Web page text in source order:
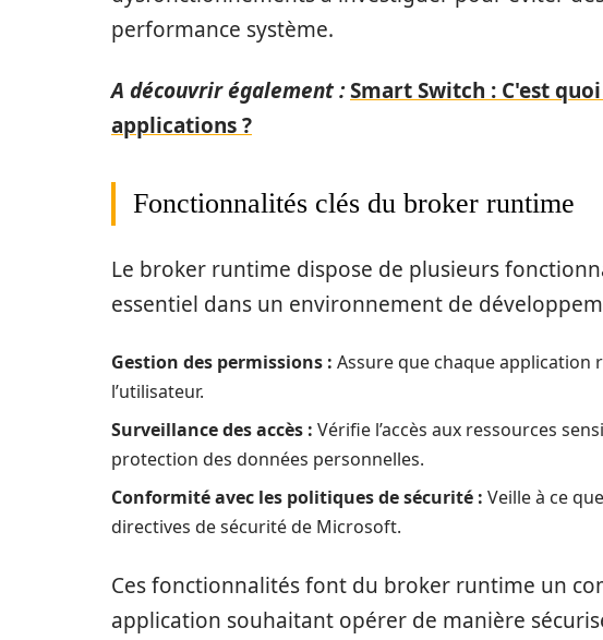
performance système.
A découvrir également :Smart Switch : C'est
applications ?
Fonctionnalités clés du broker runtime
Le broker runtime dispose de plusieurs
essentiel dans un environnement de
Gestion des permissions : Assure que chaque application
l’utilisateur.
Surveillance des accès : Vérifie l’accès aux ressources
protection des données personnelles.
Conformité avec les politiques de sécurité : Veille à ce
directives de sécurité de Microsoft.
Ces fonctionnalités font du broker runtime un
application souhaitant opérer de manière